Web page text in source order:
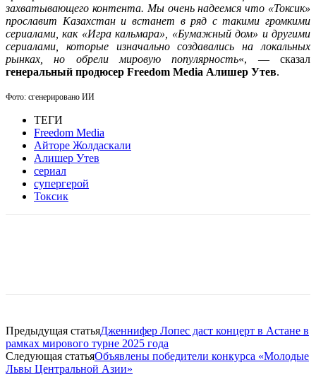
захватывающего контента. Мы очень надеемся что «Токсик»
прославит Казахстан и встанет в ряд с такими громкими
сериалами, как «Игра кальмара», «Бумажный дом» и другими
сериалами, которые изначально создавались на локальных
рынках, но обрели мировую популярность«, — сказал
генеральный продюсер Freedom Media Алишер Утев.
Фото: сгенерировано ИИ
ТЕГИ
Freedom Media
Айторе Жолдаскали
Алишер Утев
сериал
супергерой
Токсик
Предыдущая статьяДженнифер Лопес даст концерт в Астане в
рамках мирового турне 2025 года
Следующая статьяОбъявлены победители конкурса «Молодые
Львы Центральной Азии»